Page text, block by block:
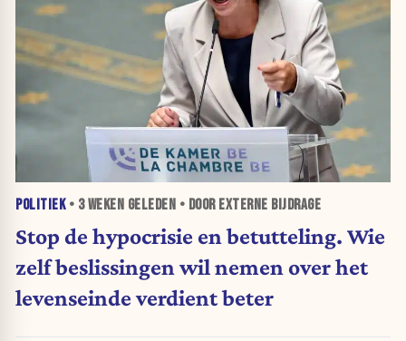
POLITIEK• 3 WEKEN GELEDEN • DOOR EXTERNE BIJDRAGE
Stop de hypocrisie en betutteling. Wie
zelf beslissingen wil nemen over het
levenseinde verdient beter